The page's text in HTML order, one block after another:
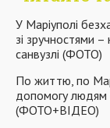
У Маріуполі
зі зручностями
санвузлі (ФОТО)
По життю, по
допомогу
(ФОТО+ВІДЕО)